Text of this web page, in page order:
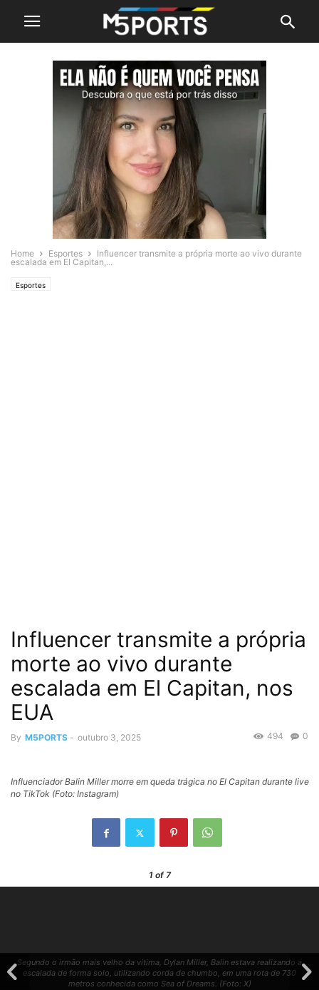
Home Esportes
Influencer transmite a própria morte ao vivo durante
escalada em El Capitan,...
Esportes
Influencer transmite a própria
morte ao vivo durante
escalada em El Capitan, nos
EUA
By M5PORTS - outubro 3, 2025 0
494
Influenciador Balin Miller morre em queda trágica no El Capitan durante live
no TikTok (Foto: Instagram)
1of 7
Segundo o irmão mais velho da vítima, Dylan Miller, Balin estava realizando a
escalada de forma solo, utilizando corda de chumbo, em uma rota de 730
metros conhecida como Sea of Dreams. (Foto: X)